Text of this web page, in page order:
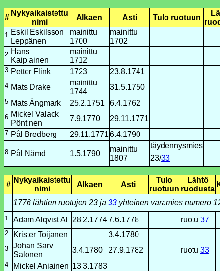
#
Nykyaikaistettu
nimi
Alkaen Asti Tulo ruotuun
1 Eskil Eskilsson
Leppänen
mainittu
1700
mainittu
1702
2 Hans
Kaipiainen
mainittu
1712
3 Petter Flink 1723 23.8.1741
4 Mats Drake
mainittu
1744
31.5.1750
5 Mats Ängmark 25.2.1751 6.4.1762
6 Mickel Valack
Pöntinen
7.9.1770 29.11.1771
7 Pål Bredberg 29.11.1771 6.4.1790
8 Pål Nämd 1.5.1790
mainittu
1807
täydennysmies
23/33
#
Nykyaikaistettu
nimi
Alkaen Asti
Tulo
ruotuun
Lähtö
ruodusta
1776 lähtien ruotujen 23 ja 33 yhteinen varamies numero
1 Adam Alqvist Al 28.2.17747.6.1778 ruotu 37
2 Krister Toijanen 3.4.1780
3
Johan Sarv
Salonen
3.4.1780 27.9.1782 ruotu 33
4 Mickel Aniainen 13.3.1783